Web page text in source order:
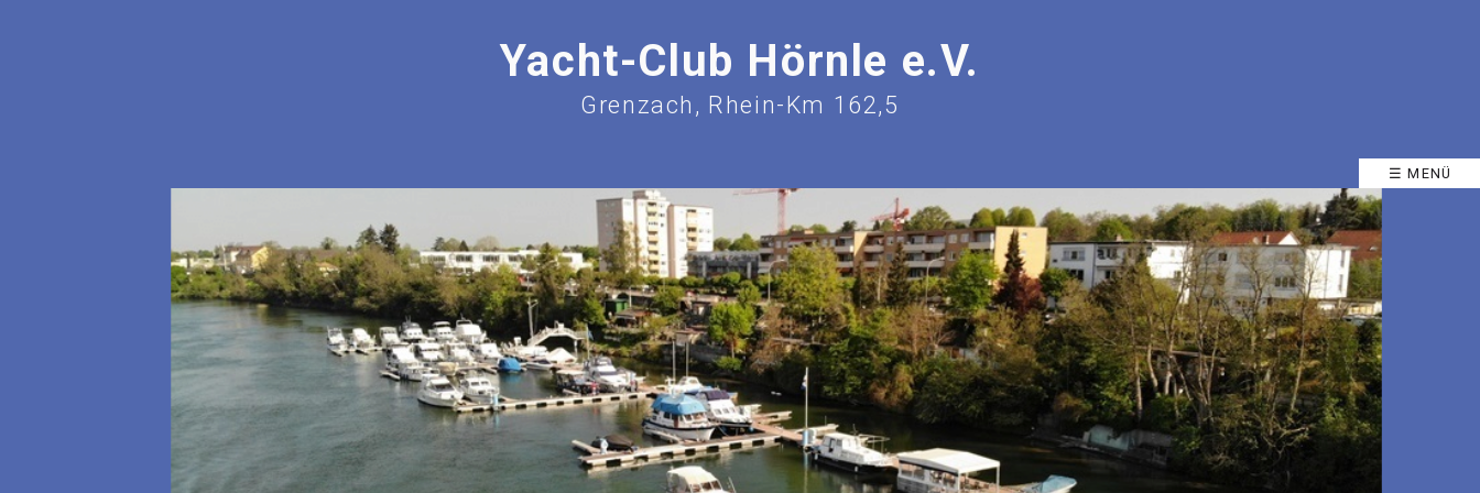
Yacht-Club Hörnle e.V.
Grenzach, Rhein-Km 162,5
☰ MENÜ